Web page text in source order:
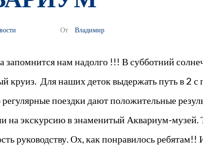
От Владимир
запомнится нам надолго !!! В субботний
круиз. Для наших деток выдержать путь в 2 с
поездки дают положительные
на экскурсию в знаменитый Аквариум-
руководству. Ох, как понравилось